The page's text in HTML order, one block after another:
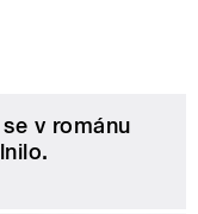
v románu